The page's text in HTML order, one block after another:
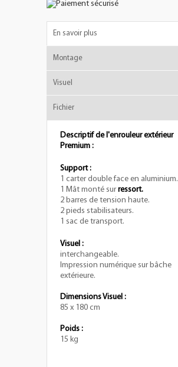
En savoir plus
Montage
Visuel
Fichier
Descriptif de l'enrouleur extérieur
Premium :
Support :
1 carter double face en aluminium.
1 Mât monté surressort.
2 barres de tension haute.
2 pieds stabilisateurs.
1 sac de transport.
Visuel :
interchangeable.
Impression numérique sur bâche
extérieure.
Dimensions Visuel :
85 x 180 cm
Poids :
15 kg